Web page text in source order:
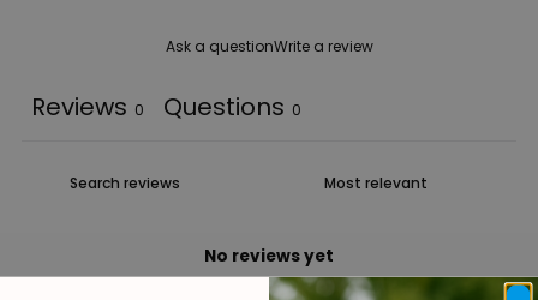
Ask a questionWrite a review
Reviews 0 Questions 0
No reviews yet